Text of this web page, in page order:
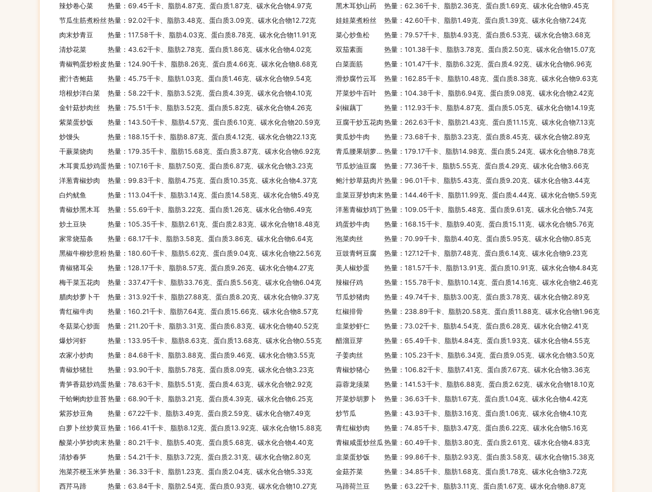
辣炒卷心菜
热量：69.45千卡、脂肪4.87克、蛋白质1.87克、碳水化合物4.97克 黑木耳炒山药
热量：62.36千卡、脂肪2.36克、蛋白质1.69克、碳水化合物9.45克
节瓜生筋煮粉丝热量：92.02千卡、脂肪3.48克、蛋白质3.09克、碳水化合物12.72克 娃娃菜煮粉丝
热量：42.60千卡、脂肪1.49克、蛋白质1.39克、碳水化合物7.24克
肉末炒青豆
热量：117.58千卡、脂肪4.03克、蛋白质8.78克、碳水化合物11.91克 菜心炒鱼松
热量：79.57千卡、脂肪4.93克、蛋白质6.53克、碳水化合物3.68克
清炒花菜
热量：43.62千卡、脂肪2.78克、蛋白质1.86克、碳水化合物4.02克 双茄素面
热量：101.38千卡、脂肪3.78克、蛋白质2.50克、碳水化合物15.07克
青椒鸭蛋炒粉皮热量：124.90千卡、脂肪8.26克、蛋白质4.66克、碳水化合物8.68克 白菜面筋
热量：101.47千卡、脂肪6.32克、蛋白质4.92克、碳水化合物6.96克
蜜汁杏鲍菇
热量：45.75千卡、脂肪1.03克、蛋白质1.46克、碳水化合物9.54克 滑炒腐竹云耳
热量：162.85千卡、脂肪10.48克、蛋白质8.38克、碳水化合物9.63克
培根炒洋白菜
热量：58.22千卡、脂肪3.52克、蛋白质4.39克、碳水化合物4.10克 芹菜炒牛百叶
热量：104.38千卡、脂肪6.94克、蛋白质9.08克、碳水化合物2.42克
金针菇炒肉丝
热量：75.51千卡、脂肪3.52克、蛋白质5.82克、碳水化合物4.26克 剁椒藕丁
热量：112.93千卡、脂肪4.87克、蛋白质5.05克、碳水化合物14.19克
紫菜蛋炒饭
热量：143.50千卡、脂肪4.57克、蛋白质6.10克、碳水化合物20.59克 豆腐干炒五花肉热量：262.63千卡、脂肪21.43克、蛋白质11.15克、碳水化合物7.13克
炒馒头
热量：188.15千卡、脂肪8.87克、蛋白质4.12克、碳水化合物22.13克 黄瓜炒牛肉
热量：73.68千卡、脂肪3.23克、蛋白质8.45克、碳水化合物2.89克
干蕨菜烧肉
热量：179.35千卡、脂肪15.68克、蛋白质3.87克、碳水化合物6.92克 青瓜腰果胡萝卜凉薯杂炒 热量：179.17千卡、脂肪14.98克、蛋白质5.24克、碳水化合物8.78克
木耳黄瓜炒鸡蛋热量：107.16千卡、脂肪7.50克、蛋白质6.87克、碳水化合物3.23克 节瓜炒油豆腐
热量：77.36千卡、脂肪5.55克、蛋白质4.29克、碳水化合物3.66克
洋葱青椒炒肉
热量：99.83千卡、脂肪4.75克、蛋白质10.35克、碳水化合物4.37克 鲍汁炒草菇肉片热量：96.01千卡、脂肪5.43克、蛋白质9.20克、碳水化合物3.44克
白灼鱿鱼
热量：113.04千卡、脂肪3.14克、蛋白质14.58克、碳水化合物5.49克 韭菜豆芽炒肉末热量：144.46千卡、脂肪11.99克、蛋白质4.44克、碳水化合物5.59克
青椒炒黑木耳
热量：55.69千卡、脂肪3.22克、蛋白质1.26克、碳水化合物6.49克 洋葱青椒炒鸡丁热量：109.05千卡、脂肪5.48克、蛋白质9.61克、碳水化合物5.74克
炒土豆块
热量：105.35千卡、脂肪2.61克、蛋白质2.83克、碳水化合物18.48克 鸡蛋炒牛肉
热量：168.15千卡、脂肪9.40克、蛋白质15.11克、碳水化合物5.76克
家常烧茄条
热量：68.17千卡、脂肪3.58克、蛋白质3.86克、碳水化合物6.64克 泡菜肉丝
热量：70.99千卡、脂肪4.40克、蛋白质5.95克、碳水化合物0.85克
黑椒牛柳炒意粉热量：180.60千卡、脂肪5.62克、蛋白质9.04克、碳水化合物22.56克 豆豉青蚵豆腐
热量：127.12千卡、脂肪7.48克、蛋白质6.14克、碳水化合物9.23克
青椒猪耳朵
热量：128.17千卡、脂肪8.57克、蛋白质9.26克、碳水化合物4.27克 美人椒炒蛋
热量：181.57千卡、脂肪13.91克、蛋白质10.91克、碳水化合物4.84克
梅干菜五花肉
热量：337.47千卡、脂肪33.76克、蛋白质5.56克、碳水化合物6.04克 辣椒仔鸡
热量：155.78千卡、脂肪10.14克、蛋白质14.16克、碳水化合物2.46克
腊肉炒萝卜干
热量：313.92千卡、脂肪27.88克、蛋白质8.20克、碳水化合物9.37克 节瓜炒猪肉
热量：49.74千卡、脂肪3.00克、蛋白质3.78克、碳水化合物2.89克
青红椒牛肉
热量：160.21千卡、脂肪7.64克、蛋白质15.66克、碳水化合物8.57克 红椒排骨
热量：238.89千卡、脂肪20.58克、蛋白质11.88克、碳水化合物1.96克
冬菇菜心炒面
热量：211.20千卡、脂肪3.31克、蛋白质6.83克、碳水化合物40.52克 韭菜炒虾仁
热量：73.02千卡、脂肪4.54克、蛋白质6.28克、碳水化合物2.41克
爆炒河虾
热量：133.95千卡、脂肪8.63克、蛋白质13.68克、碳水化合物0.55克 醋溜豆芽
热量：65.49千卡、脂肪4.84克、蛋白质1.93克、碳水化合物4.55克
农家小炒肉
热量：84.68千卡、脂肪3.88克、蛋白质9.46克、碳水化合物3.55克 子姜肉丝
热量：105.23千卡、脂肪6.34克、蛋白质9.05克、碳水化合物3.50克
青椒炒猪肚
热量：93.90千卡、脂肪5.78克、蛋白质8.09克、碳水化合物3.23克 青椒炒猪心
热量：106.82千卡、脂肪7.41克、蛋白质7.67克、碳水化合物3.36克
青笋香菇炒鸡蛋热量：78.63千卡、脂肪5.51克、蛋白质4.63克、碳水化合物2.92克 蒜蓉龙须菜
热量：141.53千卡、脂肪6.88克、蛋白质2.62克、碳水化合物18.10克
干蛤蜊肉炒韭苔热量：68.90千卡、脂肪3.21克、蛋白质4.39克、碳水化合物6.25克 芹菜炒胡萝卜
热量：36.63千卡、脂肪1.67克、蛋白质1.04克、碳水化合物4.42克
紫苏炒豆角
热量：67.22千卡、脂肪3.49克、蛋白质2.59克、碳水化合物7.49克 炒节瓜
热量：43.93千卡、脂肪3.16克、蛋白质1.06克、碳水化合物4.10克
白萝卜丝炒黄豆热量：166.41千卡、脂肪8.12克、蛋白质13.92克、碳水化合物15.88克 青红椒炒肉
热量：74.85千卡、脂肪3.47克、蛋白质6.22克、碳水化合物5.16克
酸菜小笋炒肉末热量：80.21千卡、脂肪5.40克、蛋白质5.68克、碳水化合物4.40克 青椒咸蛋炒丝瓜 热量：60.49千卡、脂肪3.80克、蛋白质2.61克、碳水化合物4.83克
清炒春笋
热量：54.21千卡、脂肪3.72克、蛋白质2.31克、碳水化合物2.80克 韭菜蛋炒饭
热量：99.86千卡、脂肪2.93克、蛋白质3.58克、碳水化合物15.38克
泡菜芥梗玉米笋热量：36.33千卡、脂肪1.23克、蛋白质2.04克、碳水化合物5.33克 金菇芥菜
热量：34.85千卡、脂肪1.68克、蛋白质1.78克、碳水化合物3.72克
西芹马蹄
热量：63.84千卡、脂肪2.54克、蛋白质0.93克、碳水化合物10.27克 马蹄荷兰豆 热量：63.22千卡、脂肪3.11克、蛋白质1.67克、碳水化合物8.87克